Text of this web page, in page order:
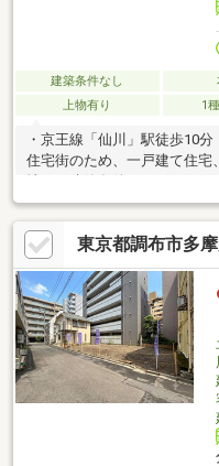
建築条件なし
上物有り
1
・京王線「仙川」駅徒歩10
住宅街のため、一戸建て住
地。・建築条件はございませ
て建築可能です。・ハウス
い合わせください。■仙川駅
（私道負担部分がありますの
ります）
東京都調布市多